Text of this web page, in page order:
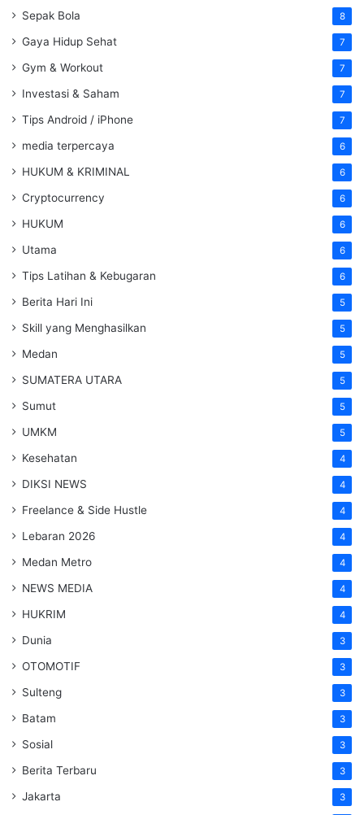
Sepak Bola 8
Gaya Hidup Sehat 7
Gym & Workout 7
Investasi & Saham 7
Tips Android / iPhone 7
media terpercaya 6
HUKUM & KRIMINAL 6
Cryptocurrency 6
HUKUM 6
Utama 6
Tips Latihan & Kebugaran 6
Berita Hari Ini 5
Skill yang Menghasilkan 5
Medan 5
SUMATERA UTARA 5
Sumut 5
UMKM 5
Kesehatan 4
DIKSI NEWS 4
Freelance & Side Hustle 4
Lebaran 2026 4
Medan Metro 4
NEWS MEDIA 4
HUKRIM 4
Dunia 3
OTOMOTIF 3
Sulteng 3
Batam 3
Sosial 3
Berita Terbaru 3
Jakarta 3